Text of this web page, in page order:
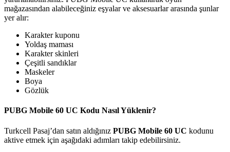
mağazasından alabileceğiniz eşyalar ve aksesuarlar arasında şunlar
yer alır:
Karakter kuponu
Yoldaş maması
Karakter skinleri
Çeşitli sandıklar
Maskeler
Boya
Gözlük
PUBG Mobile 60 UC Kodu Nasıl Yüklenir?
Turkcell Pasaj’dan satın aldığınız PUBG Mobile 60 UC kodunu
aktive etmek için aşağıdaki adımları takip edebilirsiniz.